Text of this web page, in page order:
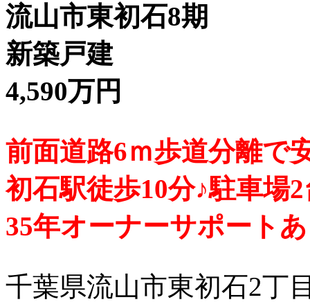
流山市東初石8期
新築戸建
4,590万円
前面道路6ｍ歩道分離で
初石駅徒歩10分♪駐車場
35年オーナーサポート
千葉県流山市東初石2丁